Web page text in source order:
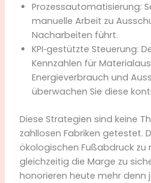
Prozessautomatisierung:
manuelle Arbeit zu
Nacharbeiten führt.
KPI‑gestützte Steuerung:
Kennzahlen für
Energieverbrauch und
überwachen Sie diese
Diese Strategien sind keine
zahllosen Fabriken getestet.
ökologischen Fußabdruck zu
gleichzeitig die Marge zu
honorieren heute mehr denn